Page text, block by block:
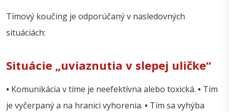
Tímový koučing je odporúčaný v nasledovných
situáciách:
Situácie „uviaznutia v slepej uličke“
• Komunikácia v tíme je neefektívna alebo toxická. • Tím
je vyčerpaný a na hranici vyhorenia. • Tím sa vyhýba